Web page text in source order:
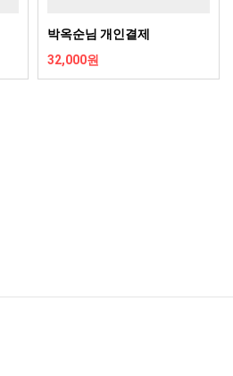
박옥순님 개인결제
32,000원